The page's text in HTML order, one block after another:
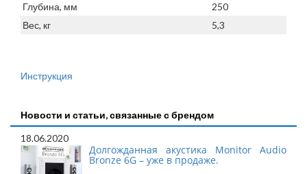
Глубина, мм
250
Вес, кг
5,3
Инструкция
Новости и статьи, связанные с брендом
18.06.2020
Долгожданная акустика Monitor Audio
Bronze 6G – уже в продаже.